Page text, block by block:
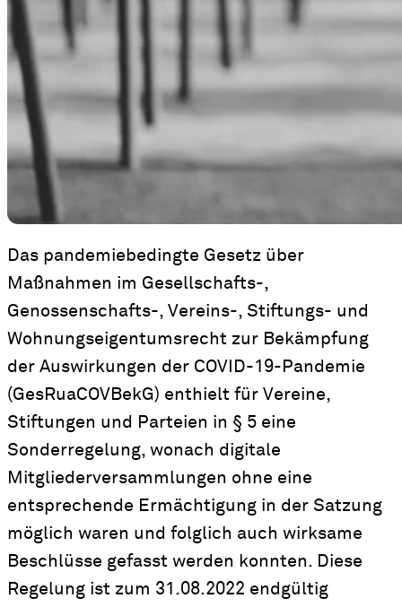
Das pandemiebedingte Gesetz über
Maßnahmen im Gesellschafts-,
Genossenschafts-, Vereins-, Stiftungs- und
Wohnungseigentumsrecht zur Bekämpfung
der Auswirkungen der COVID-19-Pandemie
(GesRuaCOVBekG) enthielt für Vereine,
Stiftungen und Parteien in § 5 eine
Sonderregelung, wonach digitale
Mitgliederversammlungen ohne eine
entsprechende Ermächtigung in der Satzung
möglich waren und folglich auch wirksame
Beschlüsse gefasst werden konnten. Diese
Regelung ist zum 31.08.2022 endgültig